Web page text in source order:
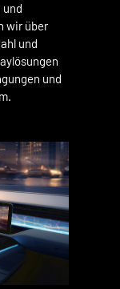
und
wir über
und
und